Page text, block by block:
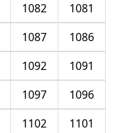
1081
1082
1086
1087
1091
1092
1096
1097
1101
1102